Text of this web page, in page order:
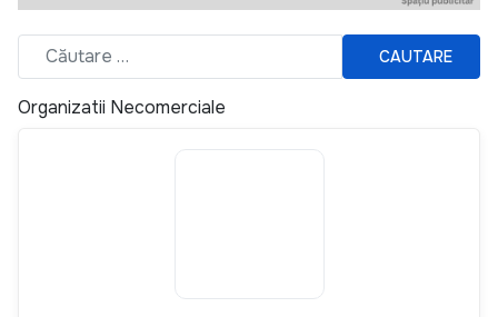
CAUTARE
Organizatii Necomerciale